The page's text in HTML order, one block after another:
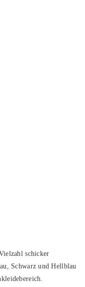
schicker
Schwarz und Hellblau